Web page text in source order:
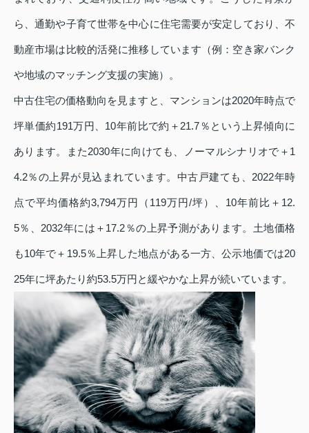
ら、通勤や子育て世帯を中心に住宅需要が安定しており、不
動産市場は比較的活発に推移しています（例：空き家バンク
や地域のマッチング支援の実施）。
中古住宅の価格動向を見ますと、マンションは2020年時点で
坪単価約191万円、10年前比で約＋21.7％という上昇傾向に
あります。また2030年に向けても、ノーマルシナリオで＋1
4.2％の上昇が見込まれています。中古戸建ても、2022年時
点で平均価格約3,794万円（119万円/坪）、10年前比＋12.
5％、2032年には＋17.2％の上昇予測があります。土地価格
も10年で＋19.5％上昇した地点がある一方、公示地価では20
25年に坪あたり約53.5万円と緩やかな上昇が続いています。